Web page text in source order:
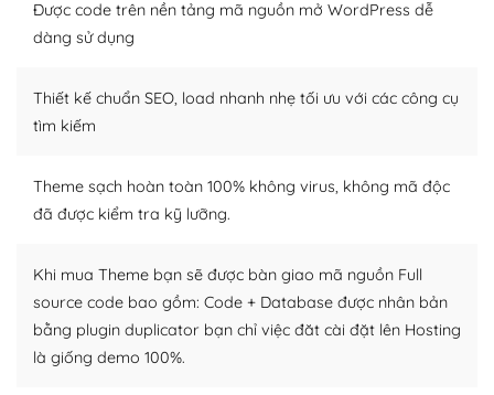
thiết kế tốt, bạn có thể tự sửa đổi. Nếu không bạn có thể
tìm kiếm chúng trên Internet hoặc nhờ chuyên gia.
– Sở hữu một cộng đồng lớn, sẵn sàng hỗ trợ
khổng lồ được kiểm duyệt bởi các nhân viên và những
người cuồng tín WordPress.
Nếu bạn gặp khó khăn, bạn có thể lên mạng và tìm
kiếm những cộng đồng WordPress, họ sẽ giúp bạn trả
lời, giải đáp vấn đề của bạn.
Cộng đồng sử dụng WordPress sẵn sàng hỗ trợ bạn
Được code trên nền tảng mã nguồn mở WordPress dễ
dàng sử dụng
Thiết kế chuẩn SEO, load nhanh nhẹ tối ưu với các công cụ
tìm kiếm
Theme sạch hoàn toàn 100% không virus, không mã độc
đã được kiểm tra kỹ lưỡng.
Khi mua Theme bạn sẽ được bàn giao mã nguồn Full
source code bao gồm: Code + Database được nhân bản
bằng plugin duplicator bạn chỉ việc đăt cài đặt lên Hosting
là giống demo 100%.